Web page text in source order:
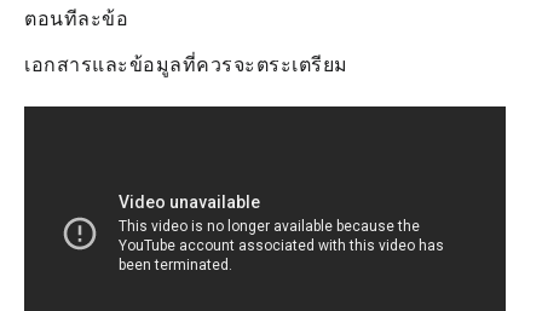
ตอนทีละข้อ
เอกสารและข้อมูลที่ควรจะตระเตรียม